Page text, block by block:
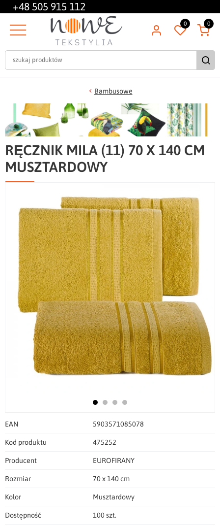
+48 505 915 112
0 0
Bambusowe
RĘCZNIK MILA (11) 70 X 140 CM
MUSZTARDOWY
EAN 5903571085078
Kod produktu 475252
Producent EUROFIRANY
Rozmiar 70 x 140 cm
Kolor Musztardowy
Dostępność 100 szt.